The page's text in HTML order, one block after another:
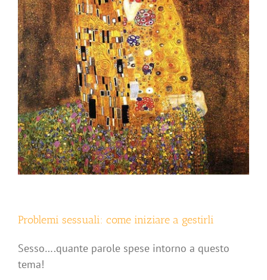
Problemi sessuali: come iniziare a gestirli
Sesso….quante parole spese intorno a questo
tema!